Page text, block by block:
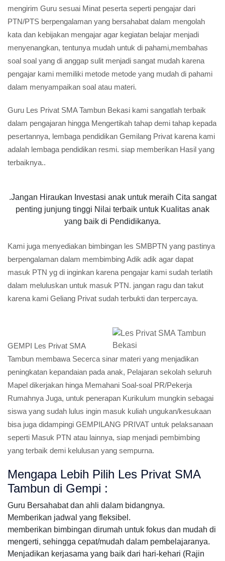
mengirim Guru sesuai Minat peserta seperti pengajar dari
PTN/PTS berpengalaman yang bersahabat dalam mengolah
kata dan kebijakan mengajar agar kegiatan belajar menjadi
menyenangkan, tentunya mudah untuk di pahami,membahas
soal soal yang di anggap sulit menjadi sangat mudah karena
pengajar kami memiliki metode metode yang mudah di pahami
dalam menyampaikan soal atau materi.
Guru Les Privat SMA Tambun Bekasi kami sangatlah terbaik
dalam pengajaran hingga Mengertikah tahap demi tahap kepada
pesertannya, lembaga pendidikan Gemilang Privat karena kami
adalah lembaga pendidikan resmi. siap memberikan Hasil yang
terbaiknya..
.Jangan Hiraukan Investasi anak untuk meraih Cita sangat
penting junjung tinggi Nilai terbaik untuk Kualitas anak
yang baik di Pendidikanya.
Kami juga menyediakan bimbingan les SMBPTN yang pastinya
berpengalaman dalam membimbing Adik adik agar dapat
masuk PTN yg di inginkan karena pengajar kami sudah terlatih
dalam meluluskan untuk masuk PTN. jangan ragu dan takut
karena kami Geliang Privat sudah terbukti dan terpercaya.
GEMPI Les Privat SMA
Tambun membawa Secerca sinar materi yang menjadikan
peningkatan kepandaian pada anak, Pelajaran sekolah seluruh
Mapel dikerjakan hinga Memahani Soal-soal PR/Pekerja
Rumahnya Juga, untuk penerapan Kurikulum mungkin sebagai
siswa yang sudah lulus ingin masuk kuliah ungukan/kesukaan
bisa juga didampingi GEMPILANG PRIVAT untuk pelaksanaan
seperti Masuk PTN atau lainnya, siap menjadi pembimbing
yang terbaik demi kelulusan yang sempurna.
Mengapa Lebih Pilih Les Privat SMA
Tambun di Gempi :
Guru Bersahabat dan ahli dalam bidangnya.
Memberikan jadwal yang fleksibel.
memberikan bimbingan dirumah untuk fokus dan mudah di
mengerti, sehingga cepat/mudah dalam pembelajaranya.
Menjadikan kerjasama yang baik dari hari-kehari (Rajin